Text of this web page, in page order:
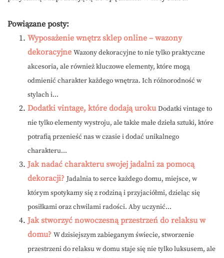
Powiązane posty:
Wyposażenie wnętrz sklep online – wazony
dekoracyjne Wazony dekoracyjne to nie tylko praktyczne
akcesoria, ale również kluczowe elementy, które mogą
odmienić charakter każdego wnętrza. Ich różnorodność w
stylach i...
Dodatki vintage, które dodają uroku Dodatki vintage to
nie tylko elementy wystroju, ale także małe dzieła sztuki, które
potrafią przenieść nas w czasie i dodać unikalnego
charakteru...
Jak nadać charakteru swojej jadalni za pomocą
dekoracji? Jadalnia to serce każdego domu, miejsce, w
którym spotykamy się z rodziną i przyjaciółmi, dzieląc się
posiłkami oraz chwilami radości. Aby uczynić...
Jak stworzyć nowoczesną przestrzeń do relaksu w
domu? W dzisiejszym zabieganym świecie, stworzenie
przestrzeni do relaksu w domu staje się nie tylko luksusem, ale